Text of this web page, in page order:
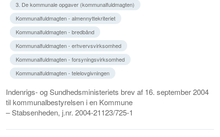
3. De kommunale opgaver (kommunalfuldmagten)
Kommunalfuldmagten - almennyttekriteriet
Kommunalfuldmagten - bredbånd
Kommunalfuldmagten - erhvervsvirksomhed
Kommunalfuldmagten - forsyningsvirksomhed
Kommunalfuldmagten - telelovgivningen
Indenrigs- og Sundhedsministeriets brev af 16. september 2004
til kommunalbestyrelsen i en Kommune
– Stabsenheden, j.nr. 2004-21123/725-1